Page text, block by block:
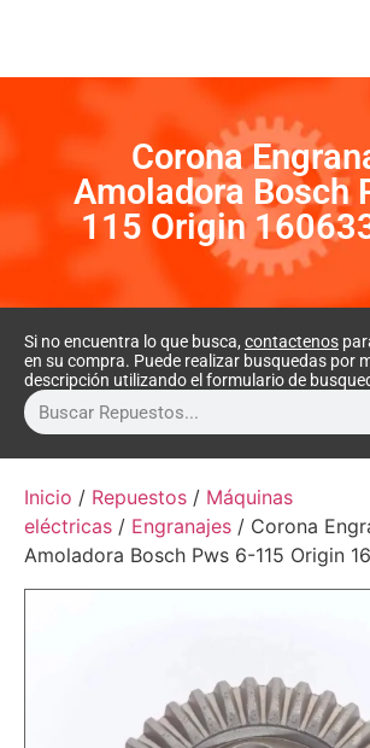
Corona
Amoladora Bosch
115 Origin
Si no encuentra lo que busca, contactenos
en su compra. Puede realizar busquedas por
descripción utilizando el formulario de
Inicio / Repuestos / Máquinas
eléctricas / Engranajes / Corona
Amoladora Bosch Pws 6-115 Origin